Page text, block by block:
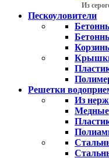
Из
Пескоуловители
Крышки
Решетки
Из
Медные